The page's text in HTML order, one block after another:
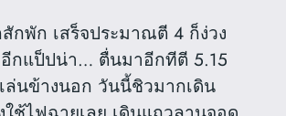
กพัก เสร็จประมาณตี 4 ก็ง่วง
กแป็ปน่า… ตื่นมาอีกทีตี 5.15
ล่นข้างนอก วันนี้ชิวมากเดิน